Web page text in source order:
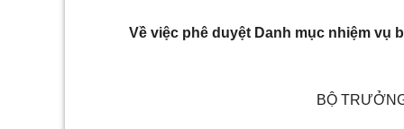
Về việc phê duyệt Danh mục nhiệm vụ
BỘ